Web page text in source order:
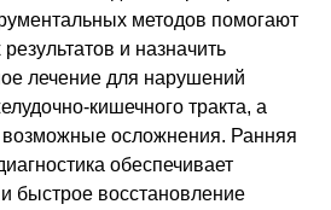
методов помогают
и назначить
лечение для нарушений
кишечного тракта, а
возможные осложнения. Ранняя
обеспечивает
быстрое восстановление